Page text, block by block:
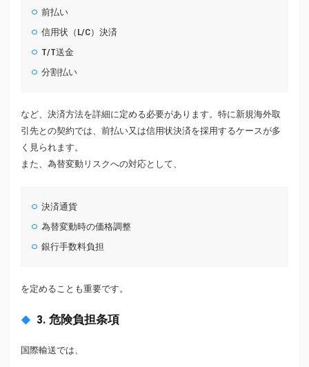
前払い
信用状（L/C）決済
T/T送金
分割払い
など、決済方法を詳細に定める必要があります。特に新規海外取
引先との契約では、前払い又は信用状決済を採用するケースが多
く見られます。
また、為替変動リスクへの対応として、
決済通貨
為替変動時の価格調整
銀行手数料負担
を定めることも重要です。
3. 危険負担条項
国際輸送では、